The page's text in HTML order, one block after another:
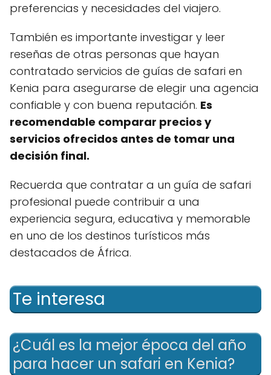
preferencias y necesidades del viajero.
También es importante investigar y leer
reseñas de otras personas que hayan
contratado servicios de guías de safari en
Kenia para asegurarse de elegir una agencia
confiable y con buena reputación. Es
recomendable comparar precios y
servicios ofrecidos antes de tomar una
decisión final.
Recuerda que contratar a un guía de safari
profesional puede contribuir a una
experiencia segura, educativa y memorable
en uno de los destinos turísticos más
destacados de África.
Te interesa
¿Cuál es la mejor época del año
para hacer un safari en Kenia?